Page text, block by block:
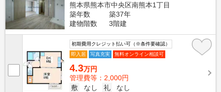
熊本県熊本市中央区南熊本1丁目
築年数
築37年
建物階数
3階建
初期費用クレジット払い可（※条件要確認）
即入居
写真充実 無料オンライン相談可
4.3万円
管理費等：2,000円
敷
なし 礼
なし